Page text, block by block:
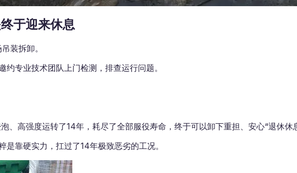
于迎来休息
装拆卸。
专业技术团队上门检测，排查运行问题。
高强度运转了14年，耗尽了全部服役寿命，终于可以卸下重担、安心“退休休息
靠硬实力，扛过了14年极致恶劣的工况。